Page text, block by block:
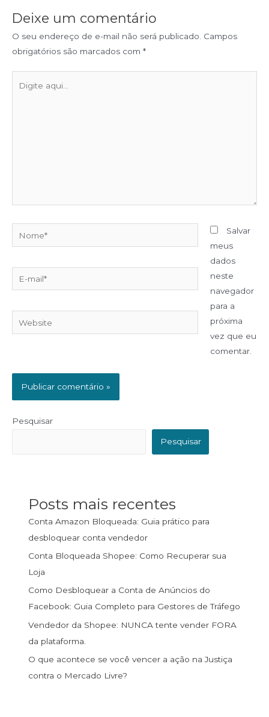
Deixe um comentário
O seu endereço de e-mail não será publicado. Campos
obrigatórios são marcados com *
Salvar
meus
dados
neste
navegador
para a
próxima
vez que eu
comentar.
Pesquisar
Pesquisar
Posts mais recentes
Conta Amazon Bloqueada: Guia prático para
desbloquear conta vendedor
Conta Bloqueada Shopee: Como Recuperar sua
Loja
Como Desbloquear a Conta de Anúncios do
Facebook: Guia Completo para Gestores de Tráfego
Vendedor da Shopee: NUNCA tente vender FORA
da plataforma.
O que acontece se você vencer a ação na Justiça
contra o Mercado Livre?